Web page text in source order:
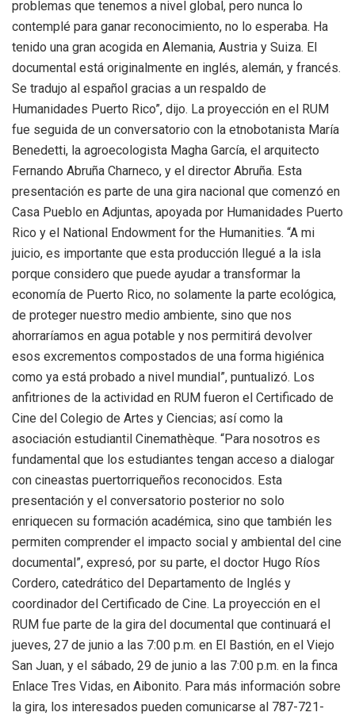
problemas que tenemos a nivel global, pero nunca lo
contemplé para ganar reconocimiento, no lo esperaba. Ha
tenido una gran acogida en Alemania, Austria y Suiza. El
documental está originalmente en inglés, alemán, y francés.
Se tradujo al español gracias a un respaldo de
Humanidades Puerto Rico”, dijo. La proyección en el RUM
fue seguida de un conversatorio con la etnobotanista María
Benedetti, la agroecologista Magha García, el arquitecto
Fernando Abruña Charneco, y el director Abruña. Esta
presentación es parte de una gira nacional que comenzó en
Casa Pueblo en Adjuntas, apoyada por Humanidades Puerto
Rico y el National Endowment for the Humanities. “A mi
juicio, es importante que esta producción llegué a la isla
porque considero que puede ayudar a transformar la
economía de Puerto Rico, no solamente la parte ecológica,
de proteger nuestro medio ambiente, sino que nos
ahorraríamos en agua potable y nos permitirá devolver
esos excrementos compostados de una forma higiénica
como ya está probado a nivel mundial”, puntualizó. Los
anfitriones de la actividad en RUM fueron el Certificado de
Cine del Colegio de Artes y Ciencias; así como la
asociación estudiantil Cinemathèque. “Para nosotros es
fundamental que los estudiantes tengan acceso a dialogar
con cineastas puertorriqueños reconocidos. Esta
presentación y el conversatorio posterior no solo
enriquecen su formación académica, sino que también les
permiten comprender el impacto social y ambiental del cine
documental”, expresó, por su parte, el doctor Hugo Ríos
Cordero, catedrático del Departamento de Inglés y
coordinador del Certificado de Cine. La proyección en el
RUM fue parte de la gira del documental que continuará el
jueves, 27 de junio a las 7:00 p.m. en El Bastión, en el Viejo
San Juan, y el sábado, 29 de junio a las 7:00 p.m. en la finca
Enlace Tres Vidas, en Aibonito. Para más información sobre
la gira, los interesados pueden comunicarse al 787-721-